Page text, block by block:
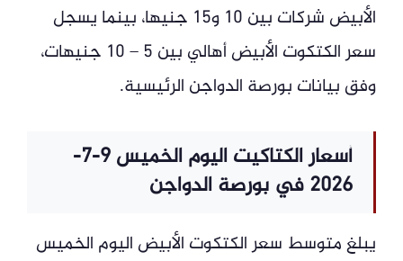
الأبيض شركات بين 10 و15 جنيها، بينما يسجل
سعر الكتكوت الأبيض أهالي بين 5 – 10 جنيهات،
وفق بيانات بورصة الدواجن الرئيسية.
أسعار الكتاكيت اليوم الخميس 9-7-
2026 في بورصة الدواجن
يبلغ متوسط سعر الكتكوت الأبيض اليوم الخميس